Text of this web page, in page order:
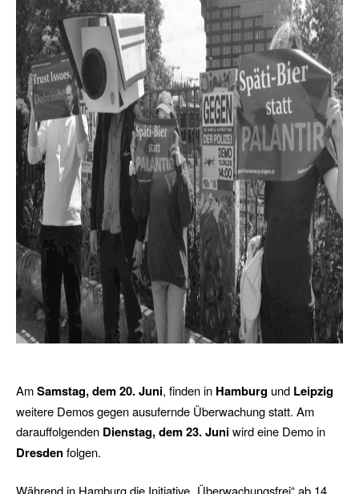
AmSamstag, dem 20. Juni, finden in Hamburg und Leipzig
weitere Demos gegen ausufernde Überwachung statt. Am
darauffolgenden Dienstag, dem 23. Juni wird eine Demo in
Dresden folgen.
Während in Hamburg die Initiative „Überwachungsfrei“ ab 14